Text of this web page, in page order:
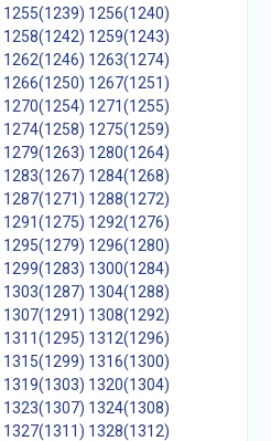
1255(1239) 1256(1240)
1258(1242) 1259(1243)
1262(1246) 1263(1274)
1266(1250) 1267(1251)
1270(1254) 1271(1255)
1274(1258) 1275(1259)
1279(1263) 1280(1264)
1283(1267) 1284(1268)
1287(1271) 1288(1272)
1291(1275) 1292(1276)
1295(1279) 1296(1280)
1299(1283) 1300(1284)
1303(1287) 1304(1288)
1307(1291) 1308(1292)
1311(1295) 1312(1296)
1315(1299) 1316(1300)
1319(1303) 1320(1304)
1323(1307) 1324(1308)
1327(1311) 1328(1312)